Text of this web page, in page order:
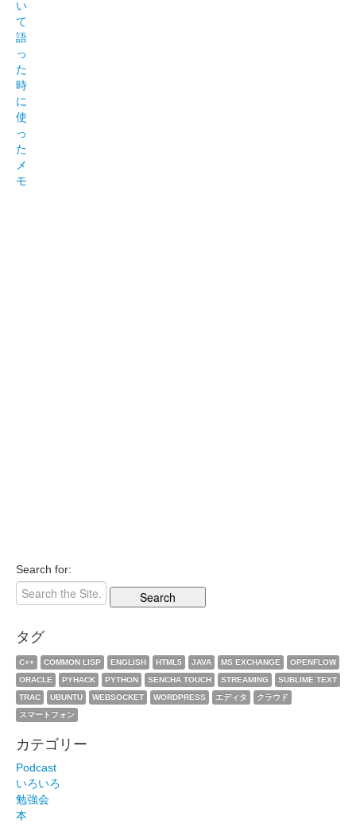
Search for:
タグ
C++ COMMON LISP ENGLISH HTML5 JAVA MS EXCHANGE
OPENFLOW
ORACLE
PYHACK PYTHON SENCHA TOUCH STREAMING
SUBLIME TEXT
TRAC
UBUNTU WEBSOCKET WORDPRESS エディタ
クラウド
スマートフォン
カテゴリー
Podcast
いろいろ
勉強会
本